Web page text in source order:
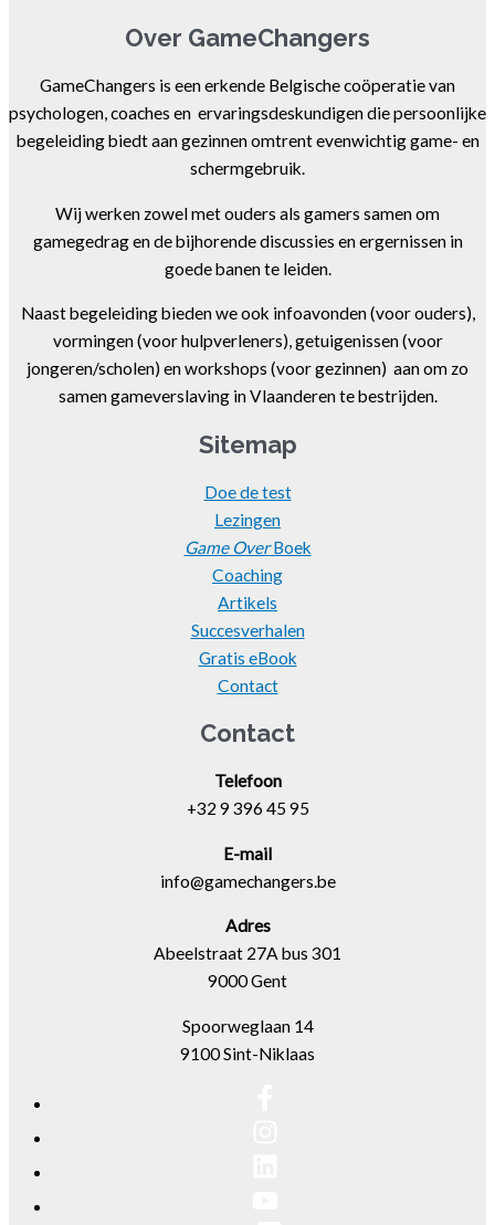
Over GameChangers
GameChangers is een erkende Belgische coöperatie van
psychologen, coaches en ervaringsdeskundigen die persoonlijke
begeleiding biedt aan gezinnen omtrent evenwichtig game- en
schermgebruik.
Wij werken zowel met ouders als gamers samen om
gamegedrag en de bijhorende discussies en ergernissen in
goede banen te leiden.
Naast begeleiding bieden we ook infoavonden (voor ouders),
vormingen (voor hulpverleners), getuigenissen (voor
jongeren/scholen) en workshops (voor gezinnen) aan om zo
samen gameverslaving in Vlaanderen te bestrijden.
Sitemap
Doe de test
Lezingen
Game OverBoek
Coaching
Artikels
Succesverhalen
Gratis eBook
Contact
Contact
Telefoon
+32 9 396 45 95
E-mail
info@gamechangers.be
Adres
Abeelstraat 27A bus 301
9000 Gent
Spoorweglaan 14
9100 Sint-Niklaas